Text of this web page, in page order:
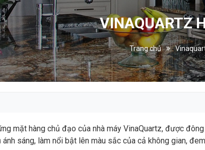
VINAQUARTZ
Trang chủ
mặt hàng chủ đạo của nhà máy VinaQuartz, được
ánh sáng, làm nổi bật lên màu sắc của cả không gian,